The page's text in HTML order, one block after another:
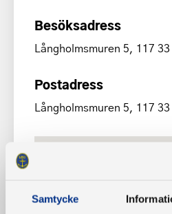
Samtycke
Besöksadress
Långholmsmuren 5, 117 33
Postadress
Långholmsmuren 5, 117 33